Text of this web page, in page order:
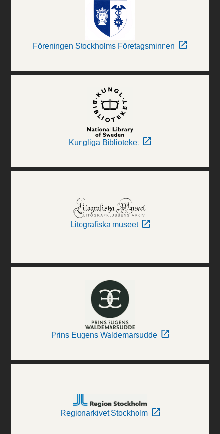
Föreningen Stockholms Företagsminnen
Kungliga Biblioteket
Litografiska museet
Prins Eugens Waldemarsudde
Regionarkivet Stockholm